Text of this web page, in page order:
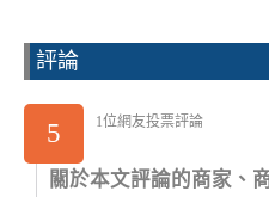
評論
5 1位網友投票評論
關於本文評論的商家、